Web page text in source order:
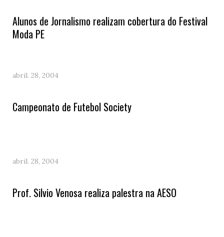
Alunos de Jornalismo realizam cobertura do Festival
Moda PE
abril. 28, 2004
Campeonato de Futebol Society
abril. 28, 2004
Prof. Silvio Venosa realiza palestra na AESO